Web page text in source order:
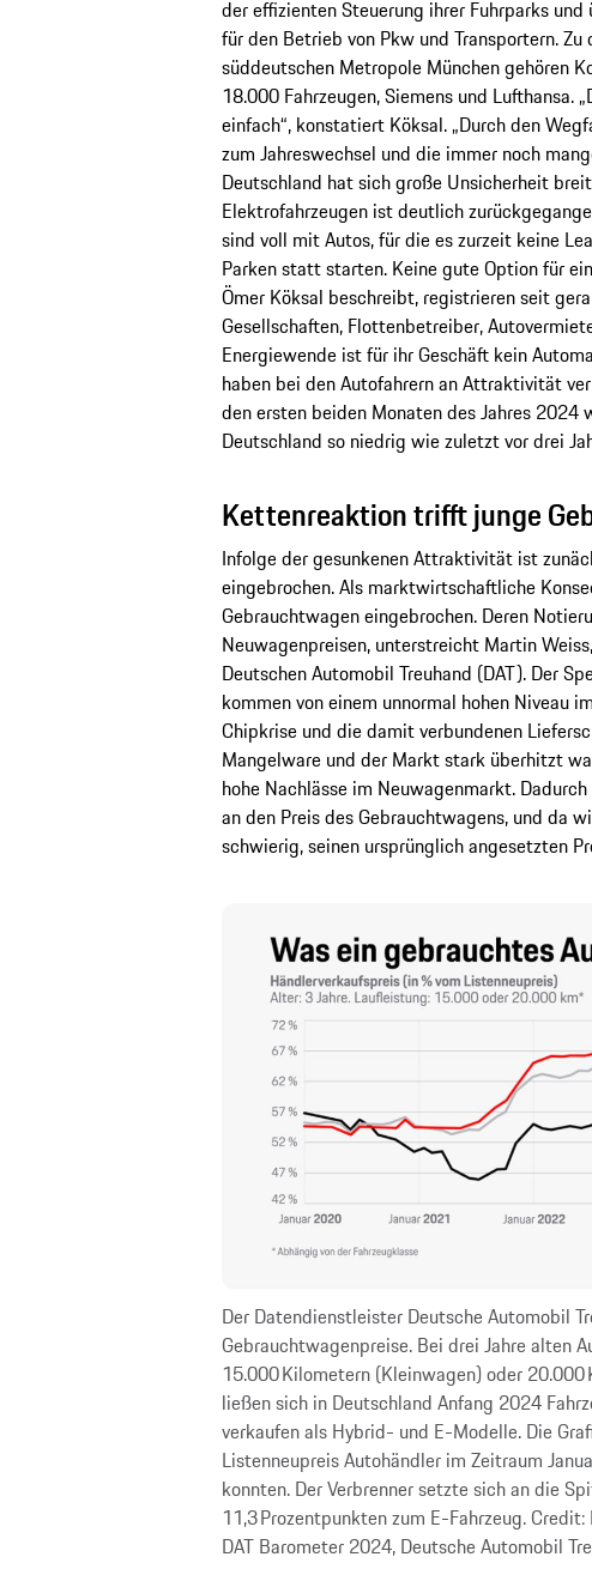
der effizienten Steuerung ihrer Fuhrparks
für den Betrieb von Pkw und Transportern.
süddeutschen Metropole München gehören
18.000 Fahrzeugen, Siemens und Lufthansa.
einfach“, konstatiert Köksal. „Durch den
zum Jahreswechsel und die immer noch
Deutschland hat sich große Unsicherheit
Elektrofahrzeugen ist deutlich
sind voll mit Autos, für die es zurzeit keine
Parken statt starten. Keine gute Option für
Ömer Köksal beschreibt, registrieren seit
Gesellschaften, Flottenbetreiber,
Energiewende ist für ihr Geschäft kein
haben bei den Autofahrern an Attraktivität
den ersten beiden Monaten des Jahres 2024
Deutschland so niedrig wie zuletzt vor drei
Kettenreaktion trifft junge
Infolge der gesunkenen Attraktivität ist
eingebrochen. Als marktwirtschaftliche
Gebrauchtwagen eingebrochen. Deren
Neuwagenpreisen, unterstreicht Martin
Deutschen Automobil Treuhand (DAT). Der
kommen von einem unnormal hohen Niveau
Chipkrise und die damit verbundenen
Mangelware und der Markt stark überhitzt
hohe Nachlässe im Neuwagenmarkt.
an den Preis des Gebrauchtwagens, und da
schwierig, seinen ursprünglich angesetzten
Der Datendienstleister Deutsche Automobil
Gebrauchtwagenpreise. Bei drei Jahre alten
15.000 Kilometern (Kleinwagen) oder
ließen sich in Deutschland Anfang 2024
verkaufen als Hybrid- und E-Modelle. Die
Listenneupreis Autohändler im Zeitraum
konnten. Der Verbrenner setzte sich an die
11,3 Prozentpunkten zum E-Fahrzeug.
DAT Barometer 2024, Deutsche Automobil